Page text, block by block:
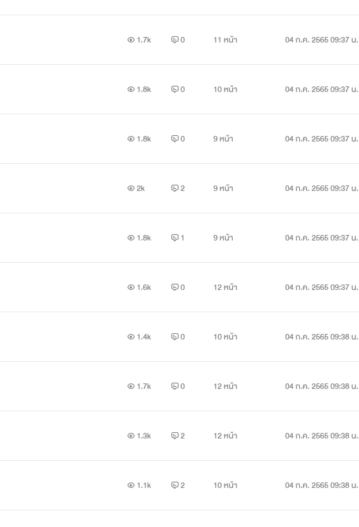
1.7k 0 11 หน้า 04 ก.ค. 2565 09:37 น.
1.8k 0 10 หน้า 04 ก.ค. 2565 09:37 น.
1.8k 0 9 หน้า 04 ก.ค. 2565 09:37 น.
2k 2 9 หน้า 04 ก.ค. 2565 09:37 น.
1.8k 1 9 หน้า 04 ก.ค. 2565 09:37 น.
1.6k 0 12 หน้า 04 ก.ค. 2565 09:37 น.
1.4k 0 10 หน้า 04 ก.ค. 2565 09:38 น.
1.7k 0 12 หน้า 04 ก.ค. 2565 09:38 น.
1.3k 2 12 หน้า 04 ก.ค. 2565 09:38 น.
1.1k 2 10 หน้า 04 ก.ค. 2565 09:38 น.